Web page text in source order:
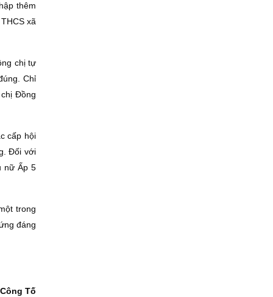
thêm
xã
chị tự
Chỉ
Ðồng
cấp hội
Ðối với
nữ Ấp 5
trong
đáng
Công Tố